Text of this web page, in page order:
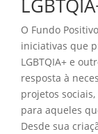
O Fundo
iniciativas que
LGBTQIA+ e
resposta à
projetos
para aqueles
Desde sua